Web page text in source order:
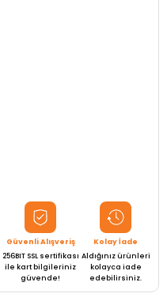
Güvenli Alışveriş
256BIT SSL sertifikası
ile kart bilgileriniz
güvende!
Kolay İade
Aldığınız ürünleri
kolayca iade
edebilirsiniz.